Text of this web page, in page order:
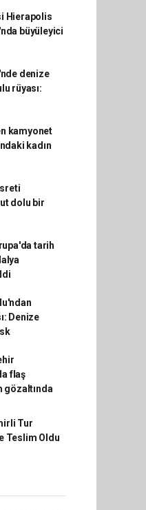
Hierapolis
büyüleyici
denize
rüyası:
kamyonet
kadın
dolu bir
tarih
Denize
flaş
gözaltında
Tur
Teslim Oldu